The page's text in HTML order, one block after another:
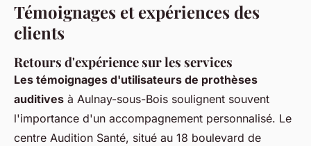
Témoignages et expériences des
clients
Retours d'expérience sur les services
Les témoignages d'utilisateurs de prothèses
auditives à Aulnay-sous-Bois soulignent souvent
l'importance d'un accompagnement personnalisé. Le
centre Audition Santé, situé au 18 boulevard de